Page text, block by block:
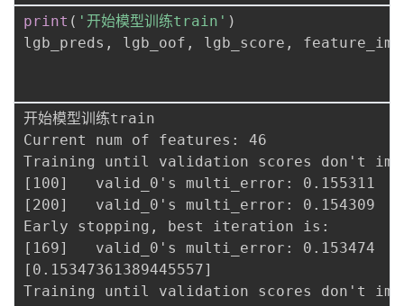
print ( '开始模型训练train' )
lgb_preds , lgb_oof , lgb_score ,
开始模型训练train
Current num of features: 46
Training until validation scores don't
[100]	valid_0's multi_error: 0.155311
[200]	valid_0's multi_error: 0.154309
Early stopping, best iteration is:
[169]	valid_0's multi_error: 0.153474
[0.15347361389445557]